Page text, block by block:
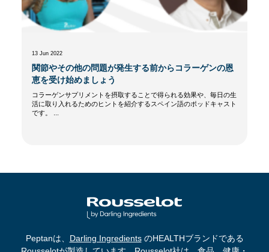
13 Jun 2022
関節やその他の問題が発生する前からコラーゲンの恩
恵を受け始めましょう
コラーゲンサプリメントを摂取することで得られる効果や、毎日の生
活に取り入れるためのヒントを紹介するスペイン語のポッドキャスト
です。 ...
Peptanは、 Darling IngredientsのHEALTHブランドである